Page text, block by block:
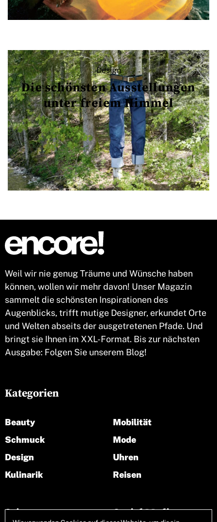
Design
Die schönsten Ausstellungen
unter freiem Himmel
Weil wir nie genug Träume und Wünsche haben
können, wollen wir mehr davon! Unser Magazin
sammelt die schönsten Inspirationen des
Augenblicks, trifft mutige Designer, erkundet Orte
und Welten abseits der ausgetretenen Pfade. Und
bringt sie Ihnen im XXL-Format. Bis zur nächsten
Ausgabe: Folgen Sie unserem Blog!
Seiten
Kategorien
Beauty
Schmuck
Design
Kulinarik
Mobilität
Mode
Uhren
Reisen
Social Media